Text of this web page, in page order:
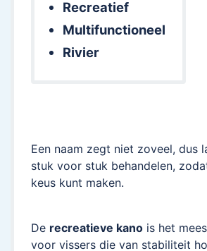
Recreatief
Multifunctioneel
Rivier
Een naam zegt niet zoveel, dus
stuk voor stuk behandelen,
keus kunt maken.
De recreatieve kano is het
voor vissers die van stabiliteit